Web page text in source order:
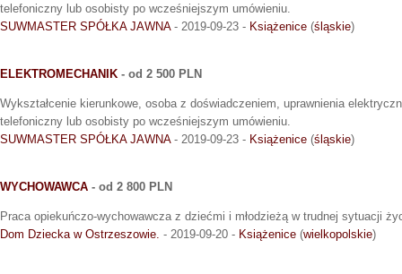
telefoniczny lub osobisty po wcześniejszym umówieniu.
SUWMASTER SPÓŁKA JAWNA- 2019-09-23 - Książenice (śląskie)
ELEKTROMECHANIK - od 2 500 PLN
Wykształcenie kierunkowe, osoba z doświadczeniem, uprawnienia
telefoniczny lub osobisty po wcześniejszym umówieniu.
SUWMASTER SPÓŁKA JAWNA- 2019-09-23 - Książenice (śląskie)
WYCHOWAWCA - od 2 800 PLN
Praca opiekuńczo-wychowawcza z dziećmi i młodzieżą w trudnej sytuacji
Dom Dziecka w Ostrzeszowie. - 2019-09-20 - Książenice (wielkopolskie)